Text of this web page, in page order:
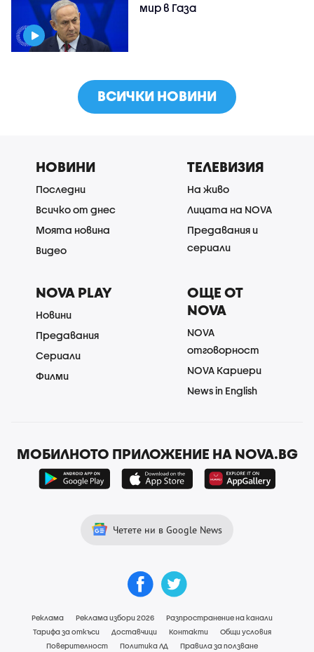
мир в Газа
ВСИЧКИ НОВИНИ
НОВИНИ
Последни
Всичко от днес
Моята новина
Видео
ТЕЛЕВИЗИЯ
На живо
Лицата на NOVA
Предавания и
сериали
NOVA PLAY
Новини
Предавания
Сериали
Филми
ОЩЕ ОТ
NOVA
NOVA
отговорност
NOVA Кариери
News in English
МОБИЛНОТО ПРИЛОЖЕНИЕ НА NOVA.BG
Четете ни в Google News
Реклама Реклама избори 2026
Разпространение на канали
Тарифа за откъси
Доставчици Контакти
Общи условия
Поверителност
Политика ЛД Правила за ползване